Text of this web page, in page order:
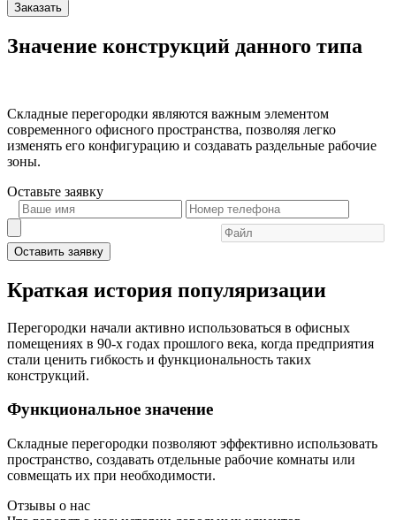
Заказать
Значение конструкций данного типа
Складные перегородки являются важным элементом
современного офисного пространства, позволяя легко
изменять его конфигурацию и создавать раздельные рабочие
зоны.
Оставьте заявку
Оставить заявку
Краткая история популяризации
Перегородки начали активно использоваться в офисных
помещениях в 90-х годах прошлого века, когда предприятия
стали ценить гибкость и функциональность таких
конструкций.
Функциональное значение
Складные перегородки позволяют эффективно использовать
пространство, создавать отдельные рабочие комнаты или
совмещать их при необходимости.
Отзывы о нас